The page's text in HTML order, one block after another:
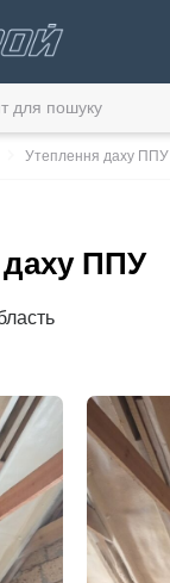
Утеплення даху ППУ
ППУ